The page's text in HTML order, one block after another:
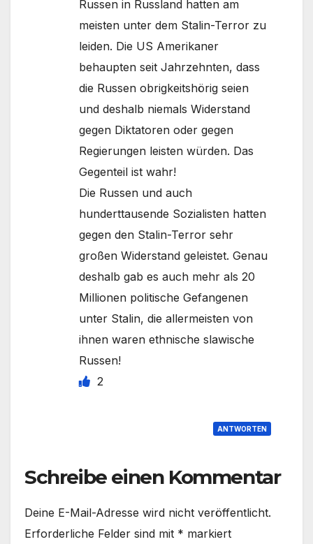
Russen in Russland hatten am
meisten unter dem Stalin-Terror zu
leiden. Die US Amerikaner
behaupten seit Jahrzehnten, dass
die Russen obrigkeitshörig seien
und deshalb niemals Widerstand
gegen Diktatoren oder gegen
Regierungen leisten würden. Das
Gegenteil ist wahr!
Die Russen und auch
hunderttausende Sozialisten hatten
gegen den Stalin-Terror sehr
großen Widerstand geleistet. Genau
deshalb gab es auch mehr als 20
Millionen politische Gefangenen
unter Stalin, die allermeisten von
ihnen waren ethnische slawische
Russen!
2
ANTWORTEN
Schreibe einen Kommentar
Deine E-Mail-Adresse wird nicht veröffentlicht.
Erforderliche Felder sind mit * markiert